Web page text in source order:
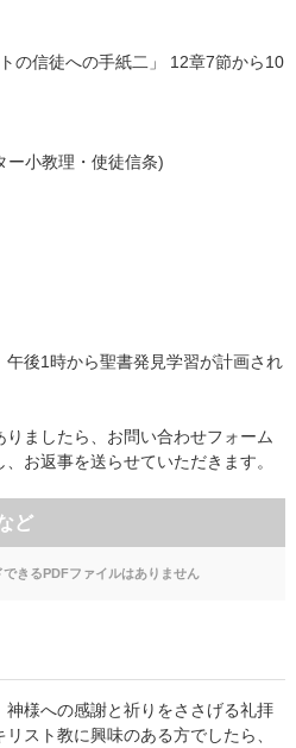
の信徒への手紙二」 12章7節から10
ー小教理・使徒信条)
後1時から聖書発見学習が計画され
ましたら、お問い合わせフォーム
お返事を送らせていただきます。
ど
きるPDFファイルはありません
様への感謝と祈りをささげる礼拝
スト教に興味のある方でしたら、